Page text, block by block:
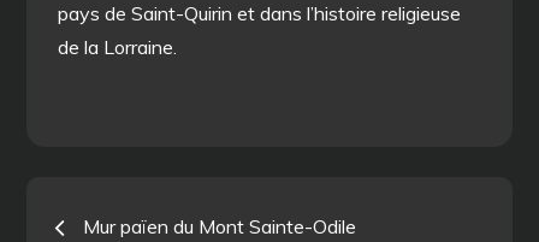
pays de Saint-Quirin et dans l’histoire religieuse
de la Lorraine.
Navigation
Mur païen du Mont Sainte-Odile